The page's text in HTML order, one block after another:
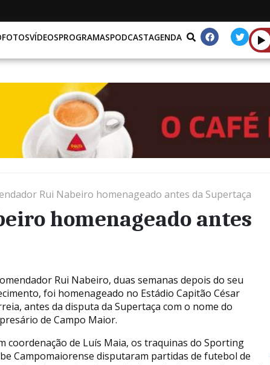
FOTOSVÍDEOSPROGRAMASPODCASTAGENDA
Rui Nabeiro homenageado antes da Supertaça
homenageado antes
Rui Nabeiro, duas semanas depois do seu
foi homenageado no Estádio Capitão César
antes da disputa da Supertaça com o nome do
de Campo Maior.
coordenação de Luís Maia, os traquinas do Sporting
Campomaiorense disputaram partidas de futebol de